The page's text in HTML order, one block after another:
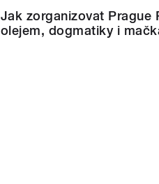
Jak zorganizovat Prague
olejem, dogmatiky i